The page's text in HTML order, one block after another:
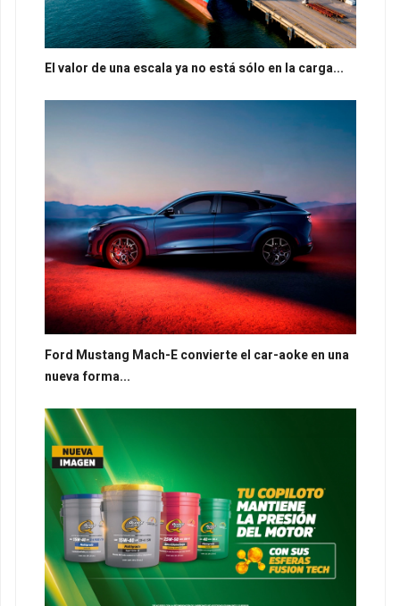
El valor de una escala ya no está sólo en la carga...
Ford Mustang Mach-E convierte el car-aoke en una
nueva forma...